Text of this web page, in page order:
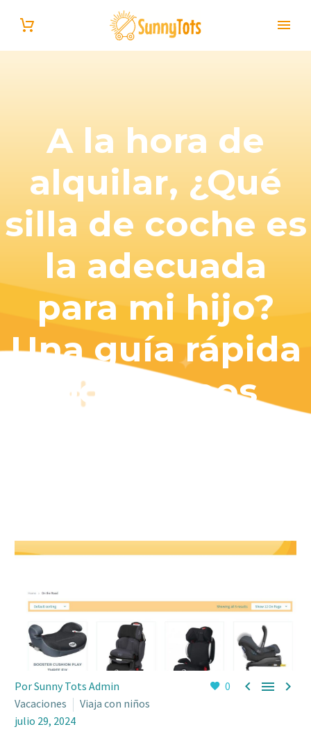
Español
A la hora de
alquilar, ¿Qué
silla de coche es
la adecuada
para mi hijo?
Una guía rápida
por grupos
0   
Por Sunny Tots Admin
Vacaciones
Viaja con niños
julio 29, 2024